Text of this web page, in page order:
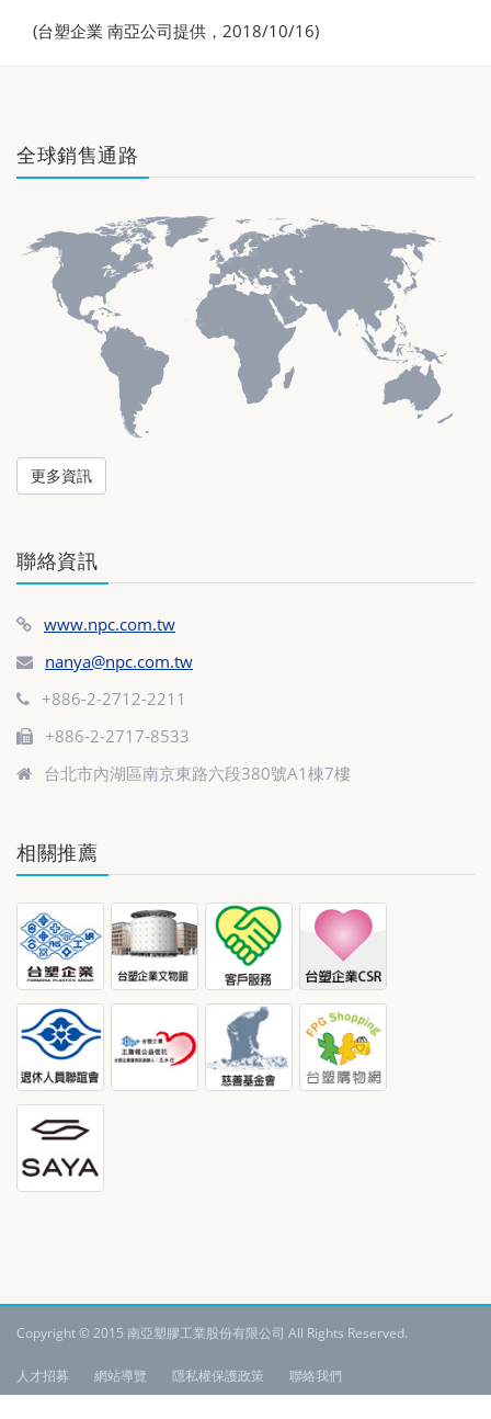
(台塑企業 南亞公司提供，2018/10/16)
全球銷售通路
更多資訊
聯絡資訊
www.npc.com.tw
nanya@npc.com.tw
+886-2-2712-2211
+886-2-2717-8533
台北市內湖區南京東路六段380號A1棟7樓
相關推薦
Copyright © 2015 南亞塑膠工業股份有限公司 All Rights Reserved.
人才招募 網站導覽 隱私權保護政策
聯絡我們